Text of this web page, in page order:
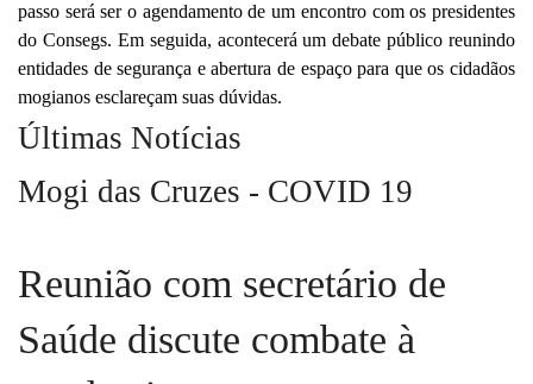
passo será ser o agendamento de um encontro com os presidentes
do Consegs. Em seguida, acontecerá um debate público reunindo
entidades de segurança e abertura de espaço para que os cidadãos
mogianos esclareçam suas dúvidas.
Últimas Notícias
Mogi das Cruzes - COVID 19
Reunião com secretário de
Saúde discute combate à